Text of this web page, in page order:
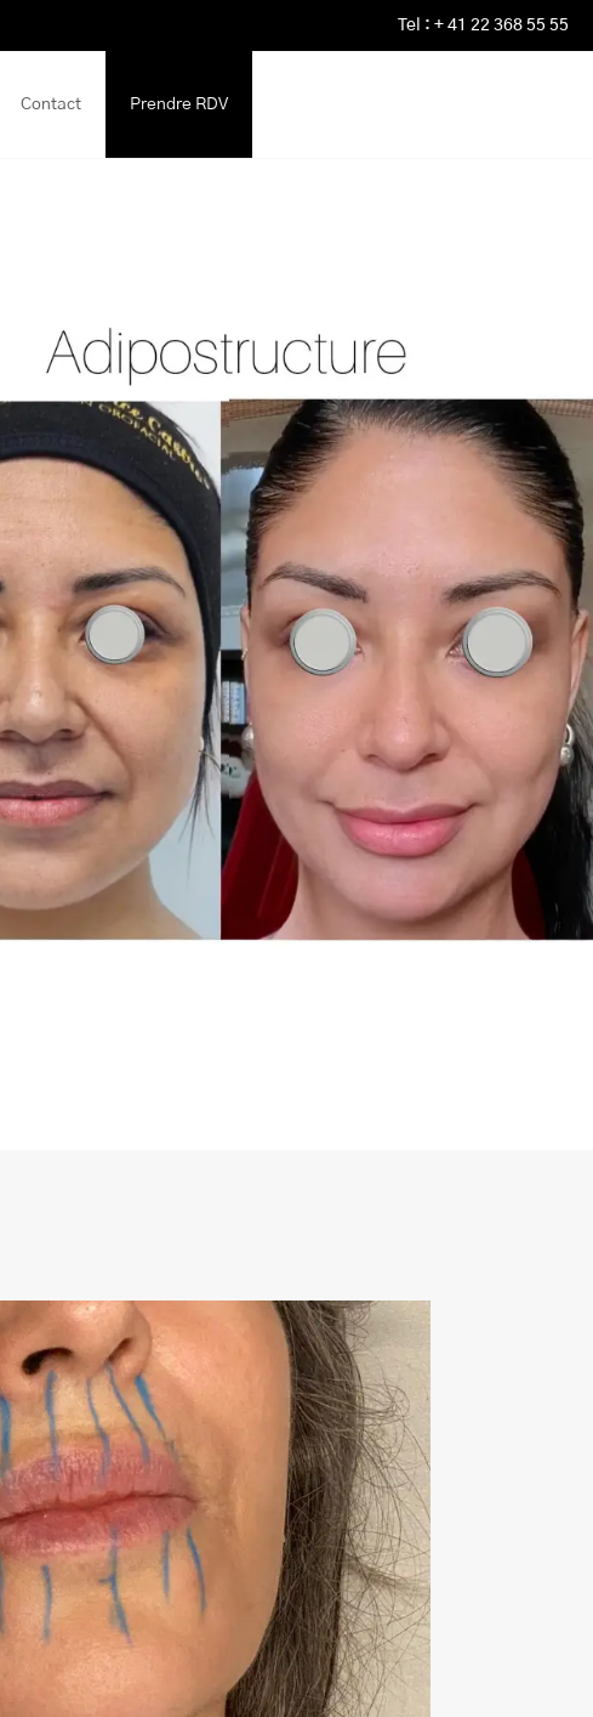
Tel : + 41 22 368 55 55
Contact Prendre RDV